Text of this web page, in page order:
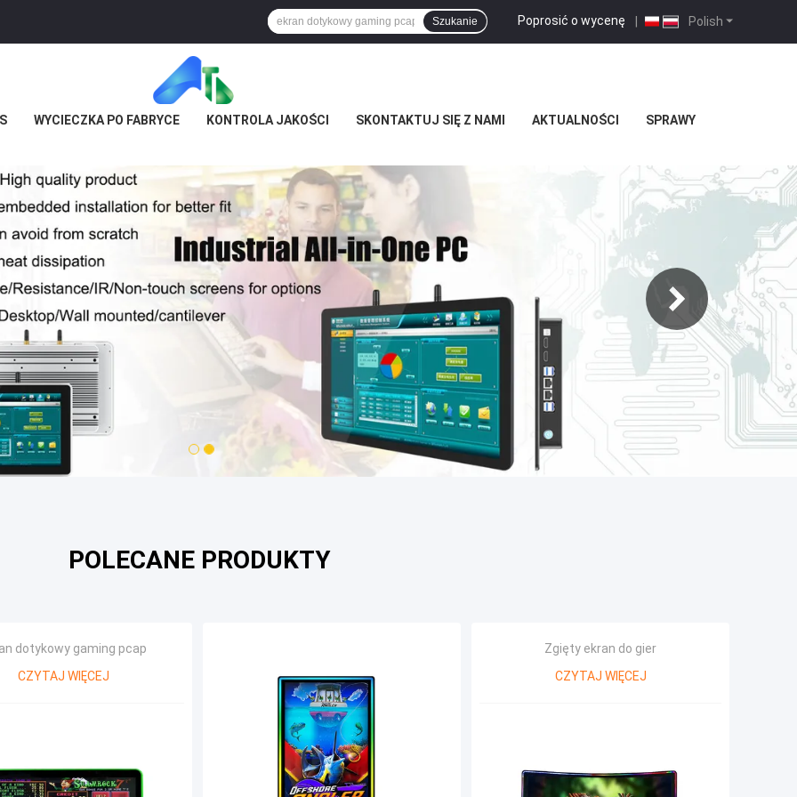
Polish
Poprosić o wycenę |
Szukanie
WYCIECZKA PO FABRYCE KONTROLA JAKOŚCI SKONTAKTUJ SIĘ Z NAMI AKTUALNOŚCI SPRAWY
1 2
POLECANE PRODUKTY
dotykowy gaming pcap
CZYTAJ WIĘCEJ
Zgięty ekran do gier
CZYTAJ WIĘCEJ